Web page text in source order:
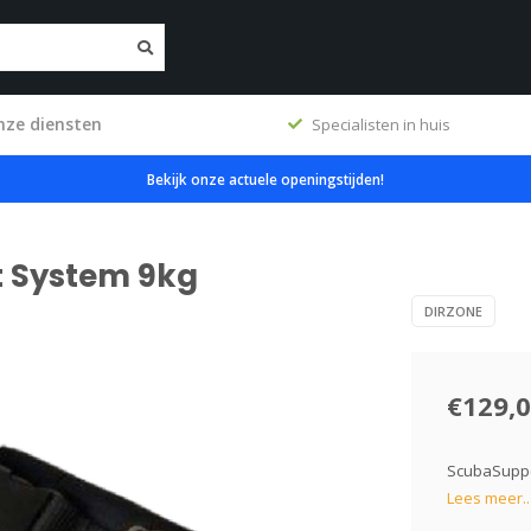
diensten Specialisten in huis
Bekijk onze actuele openingstijden!
System 9kg
DIRZONE
Lees meer..